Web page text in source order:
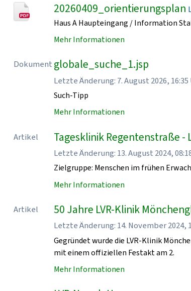
20260409_orientierungsplan
Haus A Haupteingang / Information
Mehr Informationen
Dokument globale_suche_1.jsp
Letzte Änderung: 7. August 2026,
Such-Tipp
Mehr Informationen
Artikel Tagesklinik Regentenstraße -
Letzte Änderung: 13. August 2024,
Zielgruppe: Menschen im frühen
Mehr Informationen
Artikel 50 Jahre LVR-Klinik
Letzte Änderung: 14. November 2024,
Gegründet wurde die LVR-Klinik
mit einem offiziellen Festakt am 2.
Mehr Informationen